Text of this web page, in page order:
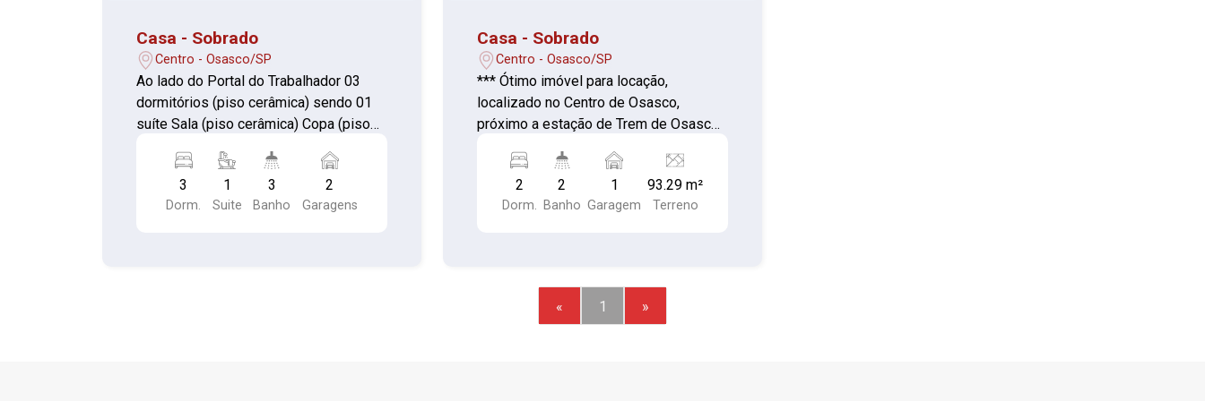
Casa - Sobrado
Centro - Osasco/SP
Ao lado do Portal do Trabalhador 03
dormitórios (piso cerâmica) sendo 01
suíte Sala (piso cerâmica) Copa (piso
armário Banheiro (piso granelito) com
box de acrílico Área de serviço coberta
(piso cerâmica) com 01 banheiro (piso
3
Dorm.
1
Suite
3
Banho
2
Garagens
Casa - Sobrado
Centro - Osasco/SP
*** Ótimo imóvel para locação,
localizado no Centro de Osasco,
próximo a estação de Trem de Osasco,
Osasco *** 02 Dormitórios (piso taco)
Sala (piso porcelanato) Cozinha (piso
porcelanato) 02 Banheiros sendo um
2
Dorm.
2
Banho
1
Garagem
93.29 m²
Terreno
« 1 »